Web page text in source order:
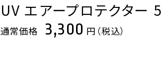
UV エアープロテクター
通常価格 3,300 円（税込）